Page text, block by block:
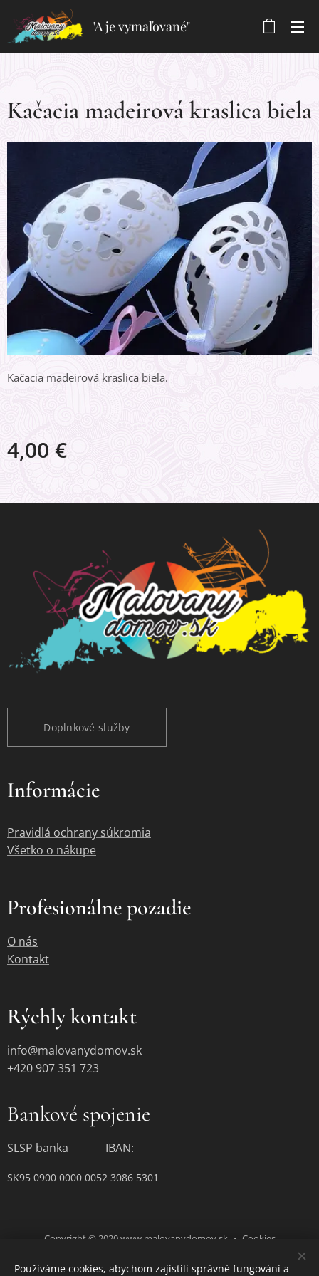
"A je vymaľované"
Kačacia madeirová kraslica biela
Kačacia madeirová kraslica biela.
4,00 €
Doplnkové služby
Informácie
Pravidlá ochrany súkromia
Všetko o nákupe
Profesionálne pozadie
O nás
Kontakt
Rýchly kontakt
info@malovanydomov.sk
+420 907 351 723
Bankové spojenie
SLSP banka IBAN:
SK95 0900 0000 0052 3086 5301
Copyright © 2020 www.malovanydomov.sk Cookies
Jazyky
Používáme cookies, abychom zajistili správné fungování a